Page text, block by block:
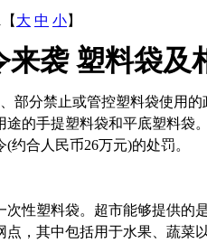
大 中 小】
来袭 塑料袋及
分禁止或管控塑料袋使用
的手提塑料袋和平底塑料
合人民币26万元)的处罚。
塑料袋。超市能够提供的
，其中包括用于水果、蔬